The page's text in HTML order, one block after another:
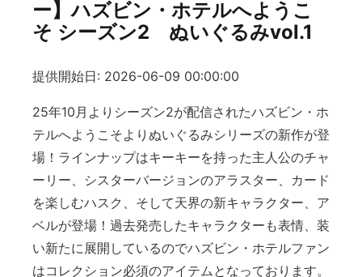
ー】ハズビン・ホテルへようこ
そ シーズン2 ぬいぐるみvol.1
提供開始日: 2026-06-09 00:00:00
25年10月よりシーズン2が配信されたハズビン・ホ
テルへようこそよりぬいぐるみシリーズの新作が登
場！ラインナップはキーキーを持った主人公のチャ
ーリー、シスターバージョンのアラスター、カード
を楽しむハスク、そして天界の新キャラクター、ア
ベルが登場！過去発売したキャラクターも表情、装
い新たに展開しているのでハズビン・ホテルファン
はコレクション必須のアイテムとなっております。